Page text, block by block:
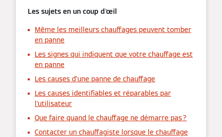
Les sujets en un coup d'œil
Même les meilleurs chauffages peuvent tomber
en panne
Les signes qui indiquent que votre chauffage est
en panne
Les causes d’une panne de chauffage
Les causes identifiables et réparables par
l'utilisateur
Que faire quand le chauffage ne démarre pas ?
Contacter un chauffagiste lorsque le chauffage